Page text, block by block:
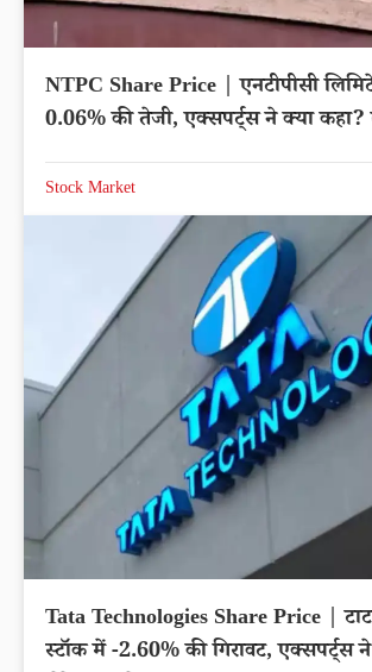
NTPC Share Price | एनटीपीसी
0.06% की तेजी, एक्सपर्ट्स ने क्या
Stock Market
Tata Technologies Share Price |
स्टॉक में -2.60% की गिरावट, एक्सपर्ट्स